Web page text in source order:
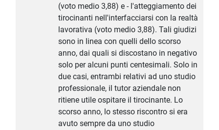
(voto medio 3,88) e - l'atteggiamento dei
tirocinanti nell'interfacciarsi con la realtà
lavorativa (voto medio 3,88). Tali giudizi
sono in linea con quelli dello scorso
anno, dai quali si discostano in negativo
solo per alcuni punti centesimali. Solo in
due casi, entrambi relativi ad uno studio
professionale, il tutor aziendale non
ritiene utile ospitare il tirocinante. Lo
scorso anno, lo stesso riscontro si era
avuto sempre da uno studio